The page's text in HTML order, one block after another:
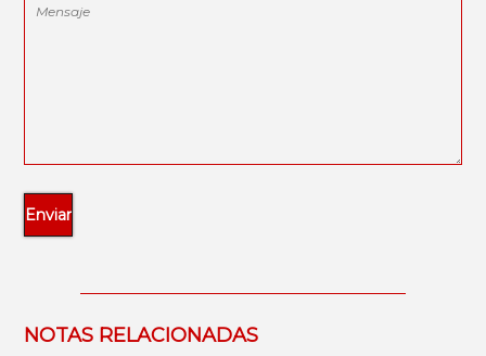
NOTAS RELACIONADAS